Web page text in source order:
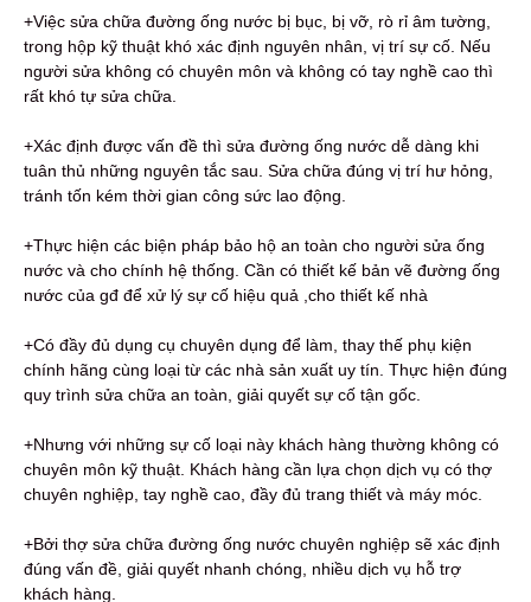
+Việc sửa chữa đường ống nước bị bục, bị vỡ, rò rỉ âm tường,
trong hộp kỹ thuật khó xác định nguyên nhân, vị trí sự cố. Nếu
người sửa không có chuyên môn và không có tay nghề cao thì
rất khó tự sửa chữa.
+Xác định được vấn đề thì sửa đường ống nước dễ dàng khi
tuân thủ những nguyên tắc sau. Sửa chữa đúng vị trí hư hỏng,
tránh tốn kém thời gian công sức lao động.
+Thực hiện các biện pháp bảo hộ an toàn cho người sửa ống
nước và cho chính hệ thống. Cần có thiết kế bản vẽ đường ống
nước của gđ để xử lý sự cố hiệu quả ,cho thiết kế nhà
+Có đầy đủ dụng cụ chuyên dụng để làm, thay thế phụ kiện
chính hãng cùng loại từ các nhà sản xuất uy tín. Thực hiện đúng
quy trình sửa chữa an toàn, giải quyết sự cố tận gốc.
+Nhưng với những sự cố loại này khách hàng thường không có
chuyên môn kỹ thuật. Khách hàng cần lựa chọn dịch vụ có thợ
chuyên nghiệp, tay nghề cao, đầy đủ trang thiết và máy móc.
+Bởi thợ sửa chữa đường ống nước chuyên nghiệp sẽ xác định
đúng vấn đề, giải quyết nhanh chóng, nhiều dịch vụ hỗ trợ
khách hàng.